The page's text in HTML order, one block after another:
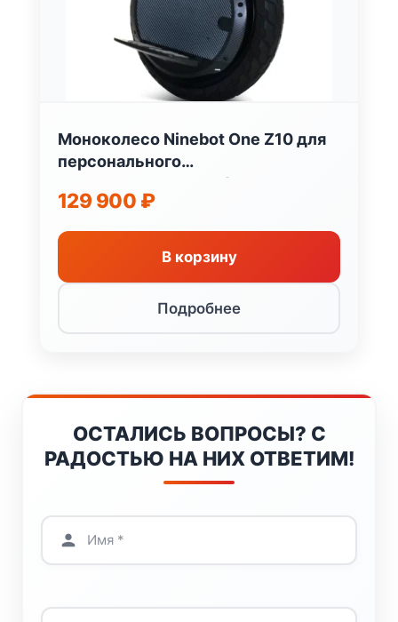
Моноколесо Ninebot One Z10 для
персонального
электротранспорта Segway-
Ninebot Китай
129 900 ₽
В корзину
Подробнее
ОСТАЛИСЬ ВОПРОСЫ? С
РАДОСТЬЮ НА НИХ ОТВЕТИМ!